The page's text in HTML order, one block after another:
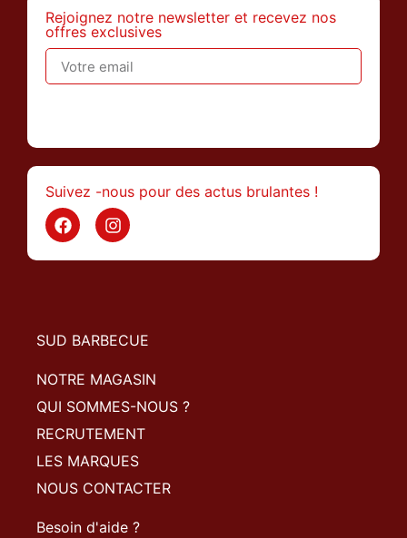
Rejoignez notre newsletter et recevez nos
offres exclusives
Suivez -nous pour des actus brulantes !
SUD BARBECUE
NOTRE MAGASIN
QUI SOMMES-NOUS ?
RECRUTEMENT
LES MARQUES
NOUS CONTACTER
Besoin d'aide ?